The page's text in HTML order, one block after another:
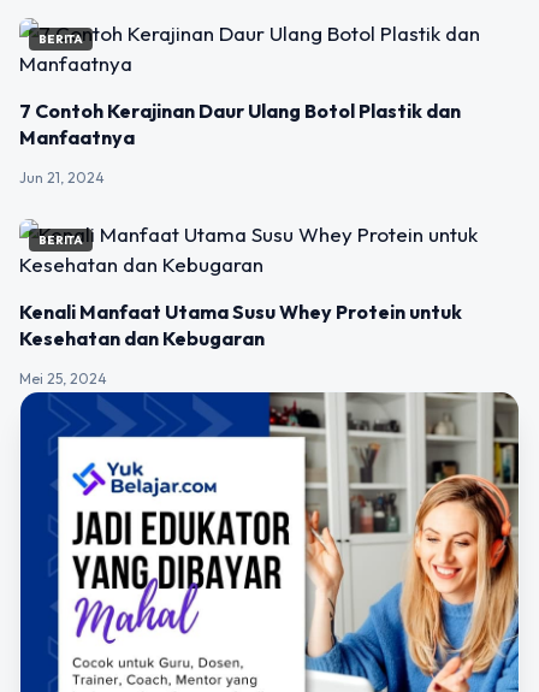
BERITA
7 Contoh Kerajinan Daur Ulang Botol Plastik dan
Manfaatnya
Jun 21, 2024
BERITA
Kenali Manfaat Utama Susu Whey Protein untuk
Kesehatan dan Kebugaran
Mei 25, 2024